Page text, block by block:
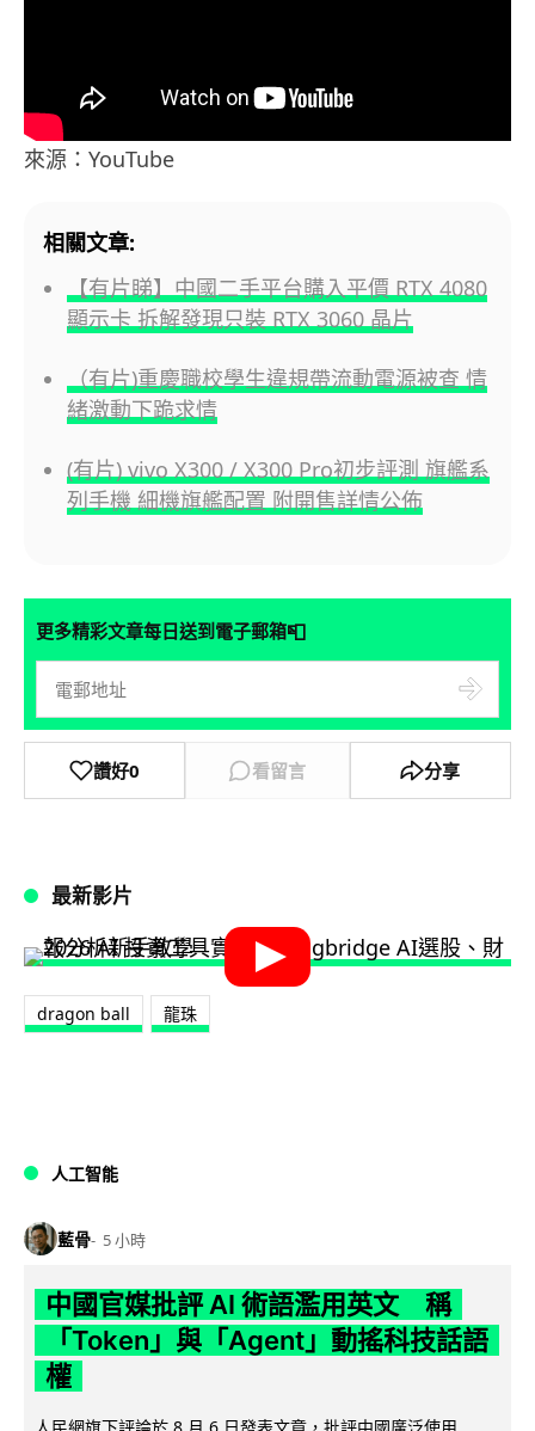
來源：YouTube
相關文章:
【有片睇】中國二手平台購入平價 RTX 4080
顯示卡 拆解發現只裝 RTX 3060 晶片
（有片)重慶職校學生違規帶流動電源被查 情
緒激動下跪求情
(有片) vivo X300 / X300 Pro初步評測 旗艦系
列手機 細機旗艦配置 附開售詳情公佈
更多精彩文章每日送到電子郵箱📮
讚好0 看留言 分享
最新影片
dragon ball 龍珠
人工智能
藍骨 5 小時
中國官媒批評 AI 術語濫用英文 稱
「Token」與「Agent」動搖科技話語
權